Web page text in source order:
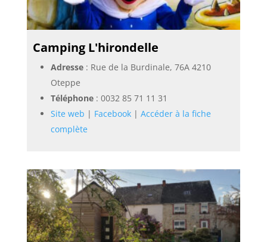
Camping L'hirondelle
Adresse: Rue de la Burdinale, 76A 4210
Oteppe
Téléphone: 0032 85 71 11 31
Site web | Facebook| Accéder à la fiche
complète